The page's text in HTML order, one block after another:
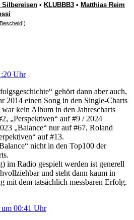
Silbereisen • KLUBBB3 • Matthias Reim
Bescheid!)
Uhr
gehört dann aber auch,
2014 einen Song in den Single-Charts
kein Album in den Jahrescharts
„Perspektiven“ auf #9 / 2024
„Balance“ nur auf #67, Roland
auf #13.
nicht in den Top100 der
im Radio gespielt werden ist generell
und steht dann kaum in
mit dem tatsächlich messbaren Erfolg.
um 00:41 Uhr